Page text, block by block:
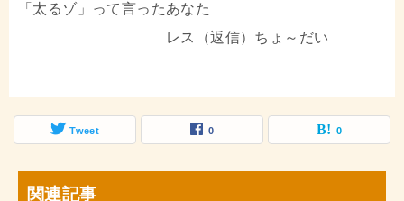
「太るゾ」って言ったあなた
レス（返信）ちょ～だい
Tweet 0 0
関連記事